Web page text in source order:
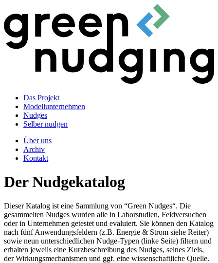
Das Projekt
Modellunternehmen
Nudges
Selber nudgen
Über uns
Archiv
Kontakt
Der Nudgekatalog
Dieser Katalog ist eine Sammlung von “Green Nudges“. Die
gesammelten Nudges wurden alle in Laborstudien, Feldversuchen
oder in Unternehmen getestet und evaluiert. Sie können den Katalog
nach fünf Anwendungsfeldern (z.B. Energie & Strom siehe Reiter)
sowie neun unterschiedlichen Nudge-Typen (linke Seite) filtern und
erhalten jeweils eine Kurzbeschreibung des Nudges, seines Ziels,
der Wirkungsmechanismen und ggf. eine wissenschaftliche Quelle.